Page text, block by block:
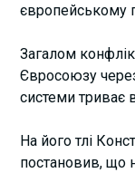
європейському
Загалом
Євросоюзу
системи триває
На його тлі
постановив, що